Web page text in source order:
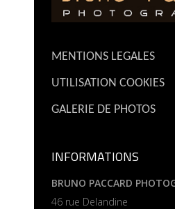
MENTIONS LEGALES
UTILISATION COOKIES
GALERIE DE PHOTOS
INFORMATIONS
BRUNO PACCARD
46 rue Delandine